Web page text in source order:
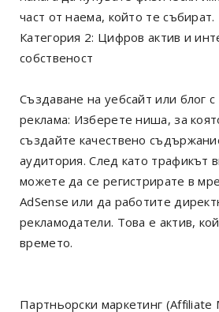
част от наема, който те събират.
Категория 2: Цифров актив и
собственост
Създаване на уебсайт или блог
реклама: Изберете ниша, за
създайте качествено
аудитория. След като трафикът
можете да се регистрирате в
AdSense или да работите
рекламодатели. Това е актив,
времето.
Партньорски маркетинг (Affiliate